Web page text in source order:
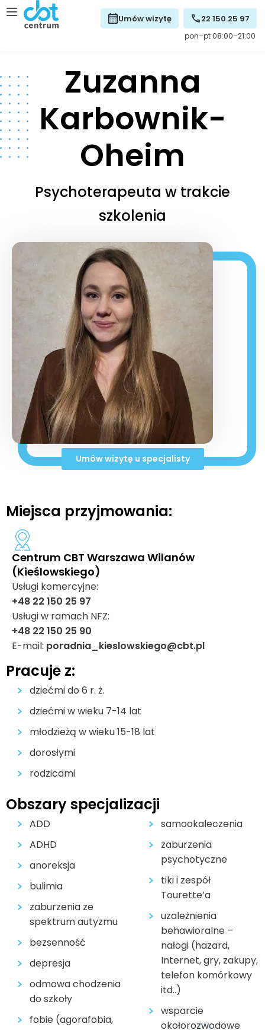
Umów wizytę 22 150 25 97
pon–pt 08:00–21:00
Zuzanna
Karbownik-
Oheim
Psychoterapeuta w trakcie
szkolenia
Umów wizytę u specjalisty
Miejsca przyjmowania:
Centrum CBT Warszawa Wilanów
(Kieślowskiego)
Usługi komercyjne:
+48 22 150 25 97
Usługi w ramach NFZ:
+48 22 150 25 90
E-mail: poradnia_kieslowskiego@cbt.pl
Pracuje z:
dziećmi do 6 r. ż.
dziećmi w wieku 7-14 lat
młodzieżą w wieku 15-18 lat
dorosłymi
rodzicami
Obszary specjalizacji
ADD
ADHD
anoreksja
bulimia
zaburzenia ze
spektrum autyzmu
bezsenność
depresja
odmowa chodzenia
do szkoły
fobie (agorafobia,
samookaleczenia
zaburzenia
psychotyczne
tiki i zespół
Tourette’a
uzależnienia
behawioralne –
nałogi (hazard,
Internet, gry, zakupy,
telefon komórkowy
itd..)
wsparcie
okołorozwodowe